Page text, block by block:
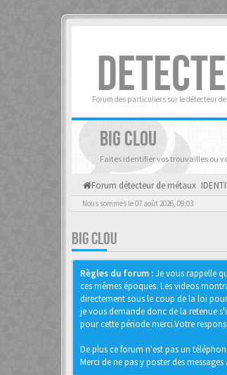
Forum des particuliers sur le détecteur
BIG CLOU
Faites identifier vos trouvailles ou
Forum détecteur de métaux
Nous sommes le 07 août 2026, 09:03
BIG CLOU
Règles du forum :Je vous rappelle
ces mêmes époques. Les videos
directement sous le coup de la loi
je vous demande donc de la retenue
pour cette période merci.Votre
De plus ce forum n'est pas un
Merci de ne pas y poster des